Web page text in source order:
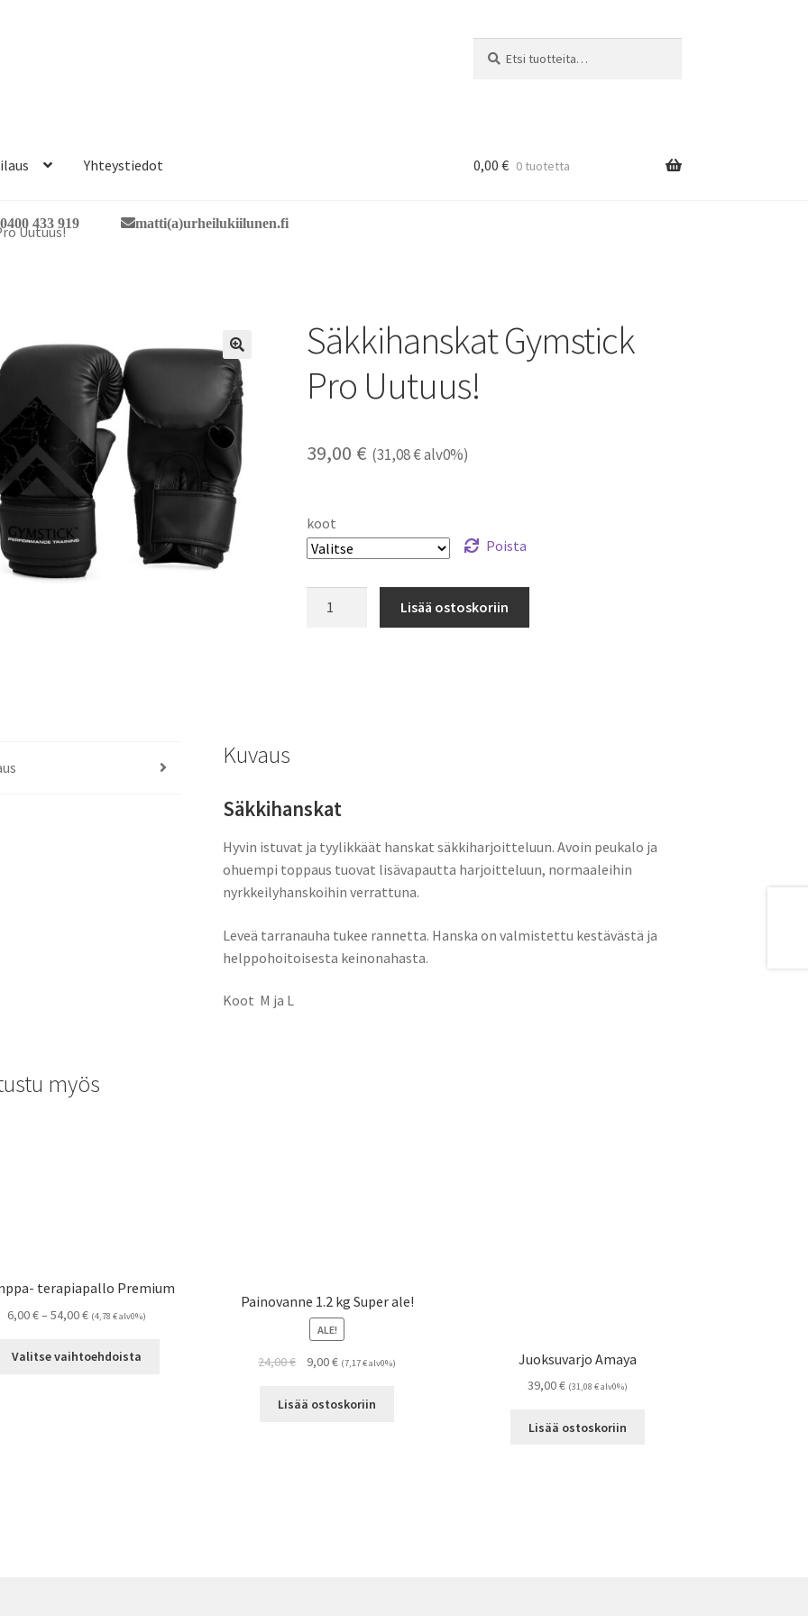
0400 433 919 matti(a)urheilukiilunen.fi
Yhteystiedot 0,00 € 0 tuotetta
Uutuus!
🔍
Säkkihanskat Gymstick
Pro Uutuus!
39,00 € (31,08€alv0%)
koot
Poista
Lisää ostoskoriin
Kuvaus
Säkkihanskat
Hyvin istuvat ja tyylikkäät hanskat säkkiharjoitteluun. Avoin peukalo ja
ohuempi toppaus tuovat lisävapautta harjoitteluun, normaaleihin
nyrkkeilyhanskoihin verrattuna.
Leveä tarranauha tukee rannetta. Hanska on valmistettu kestävästä ja
helppohoitoisesta keinonahasta.
Koot M ja L
myös
terapiapallo Premium
6,00€– 54,00€Hintaluokka:
-
(4,78€alv0%)
Valitse vaihtoehdoista
Painovanne 1.2 kg Super ale!
ALE!
24,00€
Alkuperäinen
oli:
9,00€Nykyinen
on:
(7,17€alv0%)
Lisää ostoskoriin
Juoksuvarjo Amaya
39,00€ (31,08 €alv0%)
Lisää ostoskoriin